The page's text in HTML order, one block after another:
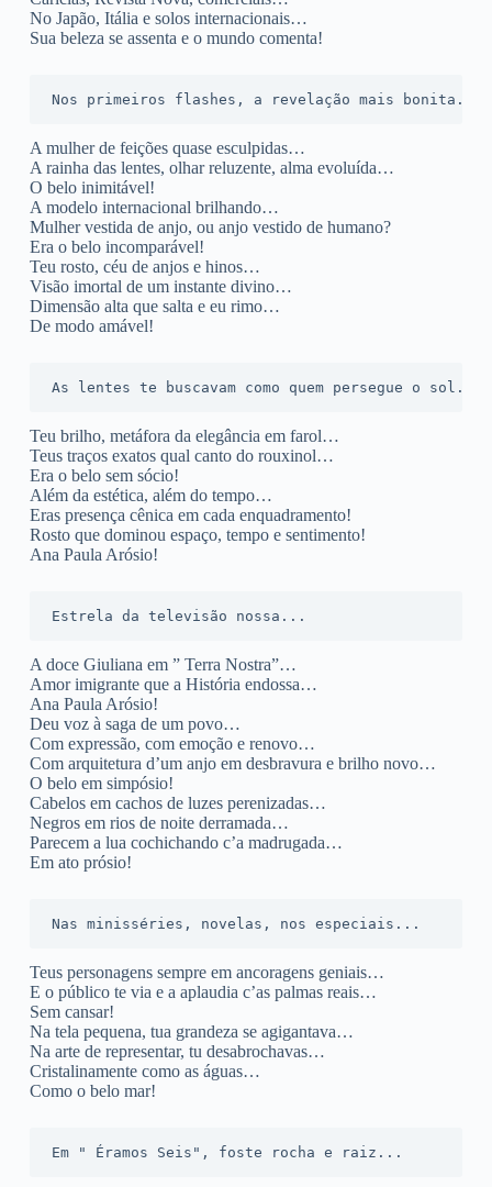
No Japão, Itália e solos internacionais…
Sua beleza se assenta e o mundo comenta!
Nos primeiros flashes, a revelação mais bonita...
A mulher de feições quase esculpidas…
A rainha das lentes, olhar reluzente, alma evoluída…
O belo inimitável!
A modelo internacional brilhando…
Mulher vestida de anjo, ou anjo vestido de humano?
Era o belo incomparável!
Teu rosto, céu de anjos e hinos…
Visão imortal de um instante divino…
Dimensão alta que salta e eu rimo…
De modo amável!
As lentes te buscavam como quem persegue o sol...
Teu brilho, metáfora da elegância em farol…
Teus traços exatos qual canto do rouxinol…
Era o belo sem sócio!
Além da estética, além do tempo…
Eras presença cênica em cada enquadramento!
Rosto que dominou espaço, tempo e sentimento!
Ana Paula Arósio!
Estrela da televisão nossa...
A doce Giuliana em ” Terra Nostra”…
Amor imigrante que a História endossa…
Ana Paula Arósio!
Deu voz à saga de um povo…
Com expressão, com emoção e renovo…
Com arquitetura d’um anjo em desbravura e brilho novo…
O belo em simpósio!
Cabelos em cachos de luzes perenizadas…
Negros em rios de noite derramada…
Parecem a lua cochichando c’a madrugada…
Em ato prósio!
Nas minisséries, novelas, nos especiais...
Teus personagens sempre em ancoragens geniais…
E o público te via e a aplaudia c’as palmas reais…
Sem cansar!
Na tela pequena, tua grandeza se agigantava…
Na arte de representar, tu desabrochavas…
Cristalinamente como as águas…
Como o belo mar!
Em " Éramos Seis", foste rocha e raiz...